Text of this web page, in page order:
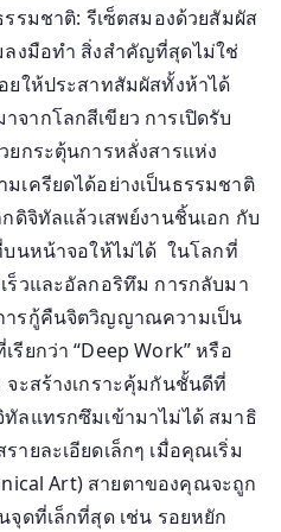
รมชาติ: รีเซ็ตสมองด้วยสัมผัส
งมือทำ สิ่งสำคัญที่สุดไม่ใช่
ให้ประสาทสัมผัสทั้งห้าได้
ากโลกสีเขียว การเปิดรับ
ยกระตุ้นการหลั่งสารแห่ง
เครียดได้อย่างเป็นธรรมชาติ
ดิจิทัลแล้วเสพย์งานชิ้นเอก กับ
นหน้าจอให้ไม่ได้ ในโลกที่
ร็วและอัลกอริทึม การกลับมา
ารกู้คืนจิตวิญญาณความเป็น
ยกว่า “Deep Work” หรือ
ะสร้างเกราะคุ้มกันชั้นดีที่
ลแทรกซึมเข้ามาไม่ได้ สมาธิ
ยละเอียดเล็กๆ เมื่อคุณเริ่ม
Art) สายตาของคุณจะถูก
ดที่เล็กที่สุด เช่น รอยหยัก